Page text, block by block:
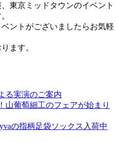
東京ミッドタウンのイベント
ントがございましたらお気軽
ます。
る実演のご案内
山葡萄細工のフェアが始まり
の指柄足袋ソックス入荷中